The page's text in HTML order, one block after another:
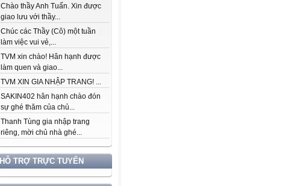
Chào thầy Anh Tuấn. Xin được
giao lưu với thầy...
Chúc các Thầy (Cô) một tuần
làm việc vui vẻ,...
TVM xin chào! Hân hạnh được
làm quen và giao...
TVM XIN GIA NHẬP TRANG! ...
SAKIN402 hân hạnh chào đón
sự ghé thăm của chủ...
Thanh Tùng gia nhập trang
riêng, mời chủ nhà ghé...
HỖ TRỢ TRỰC TUYẾN